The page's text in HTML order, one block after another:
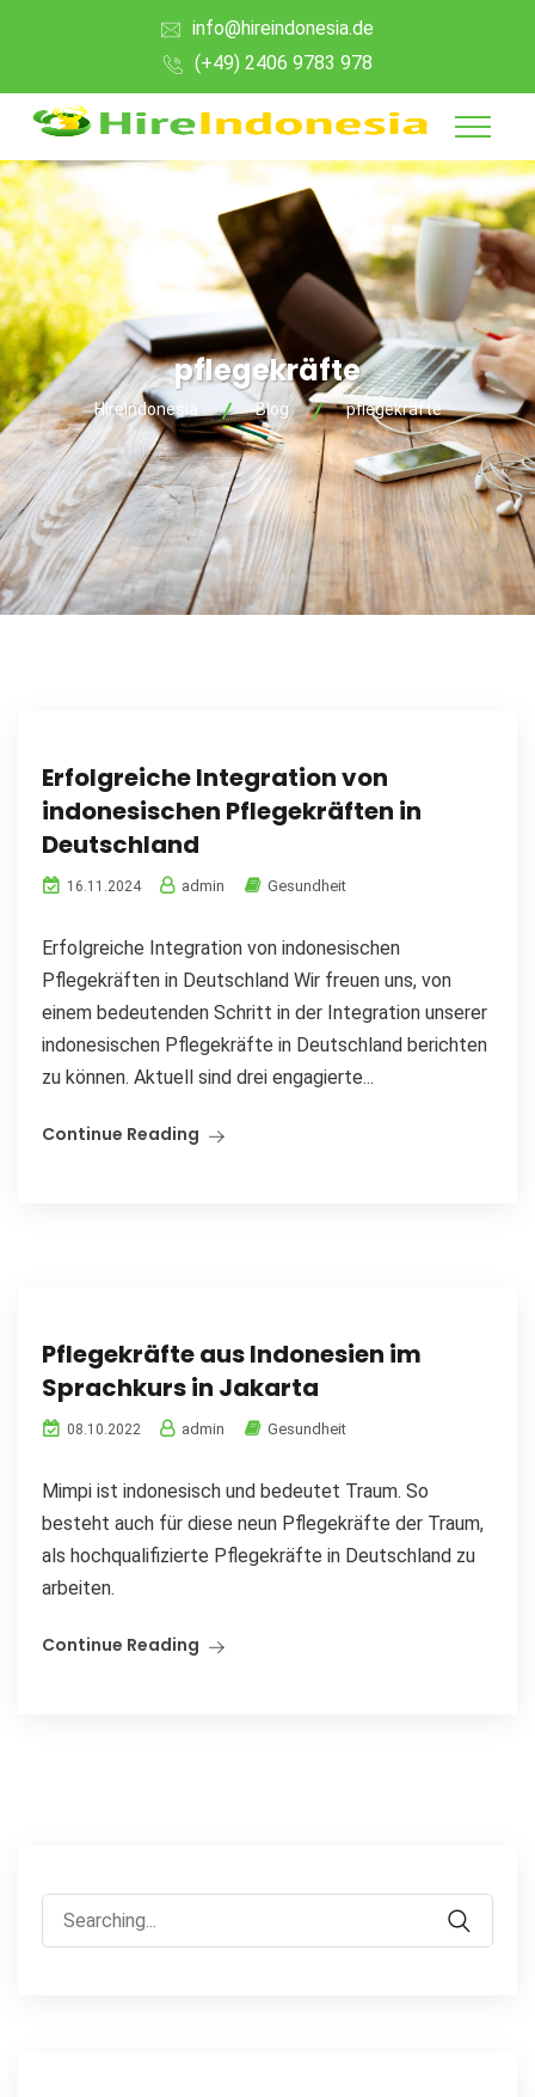
info@hireindonesia.de
(+49) 2406 9783 978
pflegekräfte
HireIndonesia Blog pflegekräfte
Erfolgreiche Integration von
indonesischen Pflegekräften in
Deutschland
16.11.2024 admin Gesundheit
Erfolgreiche Integration von indonesischen
Pflegekräften in Deutschland Wir freuen uns, von
einem bedeutenden Schritt in der Integration unserer
indonesischen Pflegekräfte in Deutschland berichten
zu können. Aktuell sind drei engagierte...
Continue Reading
Pflegekräfte aus Indonesien im
Sprachkurs in Jakarta
08.10.2022 admin Gesundheit
Mimpi ist indonesisch und bedeutet Traum. So
besteht auch für diese neun Pflegekräfte der Traum,
als hochqualifizierte Pflegekräfte in Deutschland zu
arbeiten.
Continue Reading
Search
for: